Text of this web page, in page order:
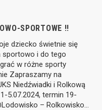
SPORTOWE !!
dziecko świetnie się
sportowo i do tego
w różne sporty
Zapraszamy na
Niedźwiadki i Rolkową
5.07.2024, termin 19-
– Rolkowisko…